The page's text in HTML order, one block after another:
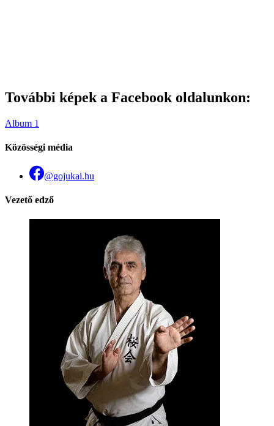
További képek a Facebook oldalunkon:
Album 1
Közösségi média
@gojukai.hu
Vezető edző